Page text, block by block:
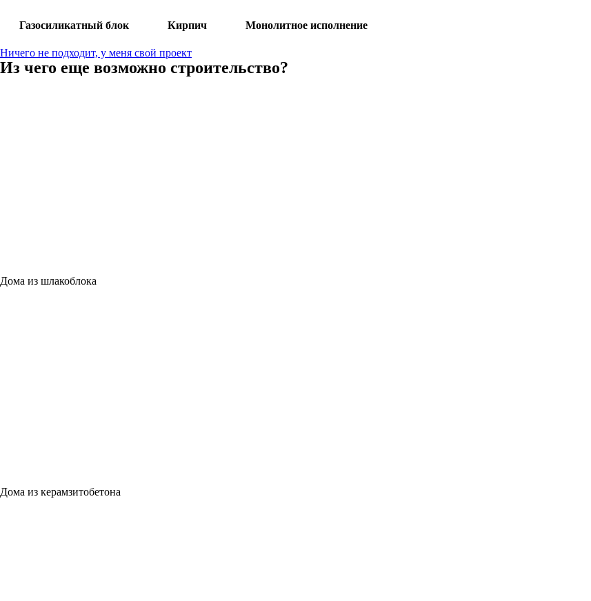
Газосиликатный блок Кирпич Монолитное исполнение
Ничего не подходит, у меня свой проект
Из чего еще возможно строительство?
Дома из шлакоблока
Дома из керамзитобетона